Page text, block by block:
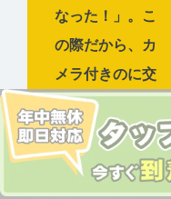
なった！」。こ
の際だから、カ
メラ付きのに交
換したいな。